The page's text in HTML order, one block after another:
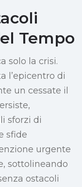
Tempo
solo la crisi.
l’epicentro di
un cessate il
sforzi di
sfide
urgente
sottolineando
ostacoli